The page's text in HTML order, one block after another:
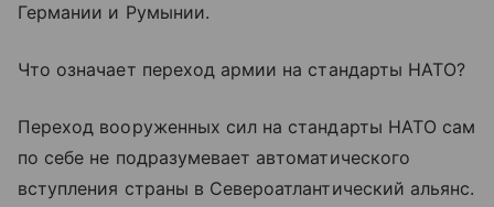
Германии и Румынии.
Что означает переход армии на стандарты НАТО?
Переход вооруженных сил на стандарты НАТО сам
по себе не подразумевает автоматического
вступления страны в Североатлантический альянс.